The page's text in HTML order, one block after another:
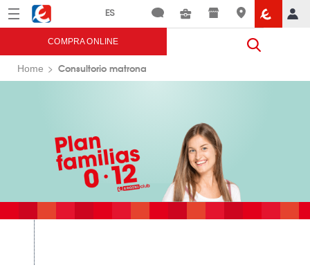
Menú Eroski
COMPRA ONLINE
Home Consultorio matrona